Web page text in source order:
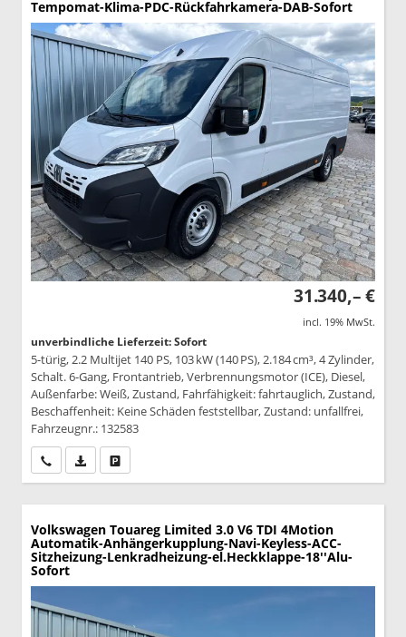
Tempomat-Klima-PDC-Rückfahrkamera-DAB-Sofort
31.340,– €
incl. 19% MwSt.
unverbindliche Lieferzeit: Sofort
5-türig, 2.2 Multijet 140 PS, 103 kW (140 PS), 2.184 cm³, 4 Zylinder,
Schalt. 6-Gang, Frontantrieb, Verbrennungsmotor (ICE), Diesel,
Außenfarbe: Weiß, Zustand, Fahrfähigkeit: fahrtauglich, Zustand,
Beschaffenheit: Keine Schäden feststellbar, Zustand: unfallfrei,
Fahrzeugnr.: 132583
Wir rufen Sie anPDF-Datei, Fahrzeugexposé drucken
Volkswagen Touareg Limited 3.0 V6 TDI 4Motion
Automatik-Anhängerkupplung-Navi-Keyless-ACC-
Sitzheizung-Lenkradheizung-el.Heckklappe-18''Alu-
Sofort